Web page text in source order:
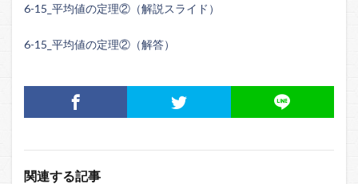
6-15_平均値の定理②（解説スライド）
6-15_平均値の定理②（解答）
関連する記事